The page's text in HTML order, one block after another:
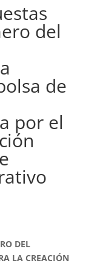
del
de
por el
DEL
LA CREACIÓN